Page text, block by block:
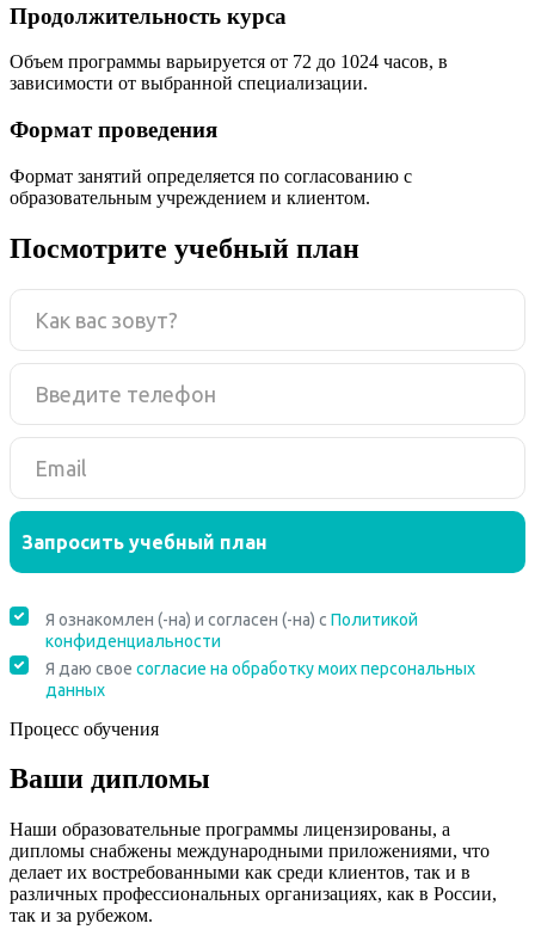
Продолжительность курса
Объем программы варьируется от 72 до 1024 часов, в
зависимости от выбранной специализации.
Формат проведения
Формат занятий определяется по согласованию с
образовательным учреждением и клиентом.
Посмотрите учебный план
Процесс обучения
Ваши дипломы
Наши образовательные программы лицензированы, а
дипломы снабжены международными приложениями, что
делает их востребованными как среди клиентов, так и в
различных профессиональных организациях, как в России,
так и за рубежом.